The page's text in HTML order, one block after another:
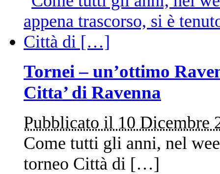
Tornei – un’ottimo
Citta’ di Ravenna
Pubblicato il 10 Dicembre
Come tutti gli anni, nel
torneo Città di […]